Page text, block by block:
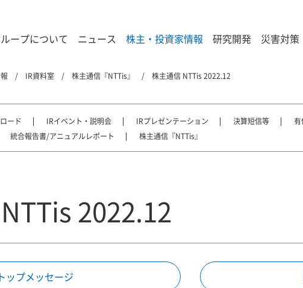
ープについて ニュース 株主・投資家情報 研究開発 災害対策
IR資料室 株主通信『NTTis』 株主通信 NTTis 2022.12
ード IRイベント・説明会 IRプレゼンテーション 決算短信等
有
統合報告書/アニュアルレポート 株主通信『NTTis』
2022.12
トップメッセージ